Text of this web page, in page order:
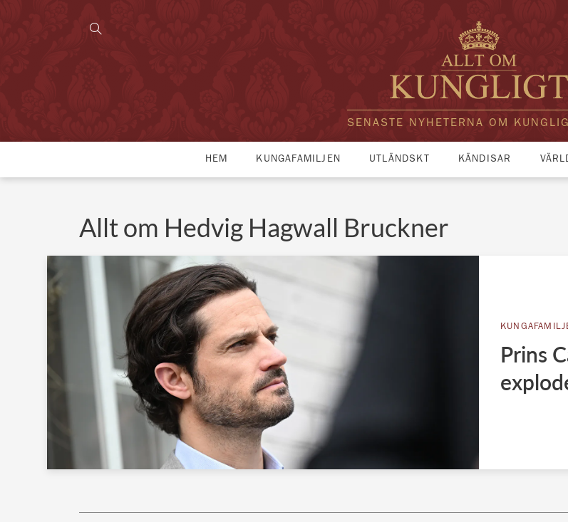
SENASTE NYHETERNA OM
HEM KUNGAFAMILJEN UTLÄNDSKT KÄNDISAR
Allt om Hedvig Hagwall Bruckner
Prins